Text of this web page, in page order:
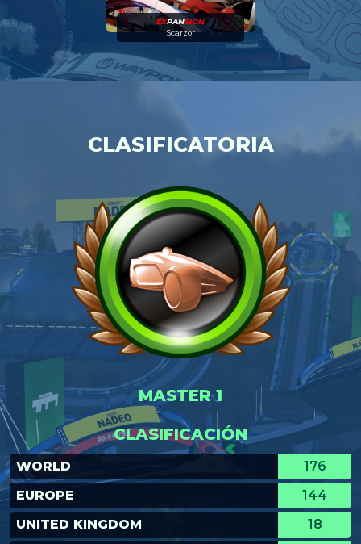
EXPANSION
Scarzor
CLASIFICATORIA
MASTER 1
CLASIFICACIÓN
WORLD
176
EUROPE
144
UNITED KINGDOM
18